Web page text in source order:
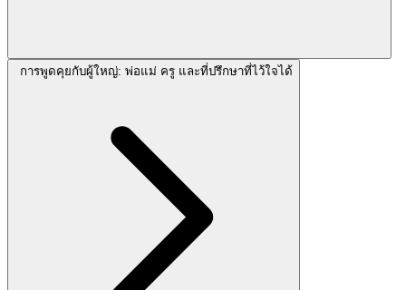
การพูดคุยกับผู้ใหญ่: พ่อแม่ ครู และที่ปรึกษาที่ไว้ใจได้